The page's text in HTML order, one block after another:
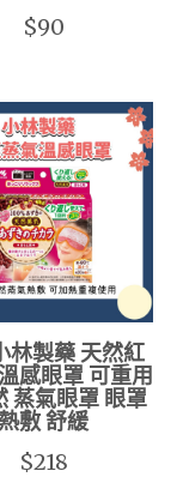
$90
林製藥 天然紅
感眼罩 可重用
蒸氣眼罩 眼罩
敷 舒緩
$218